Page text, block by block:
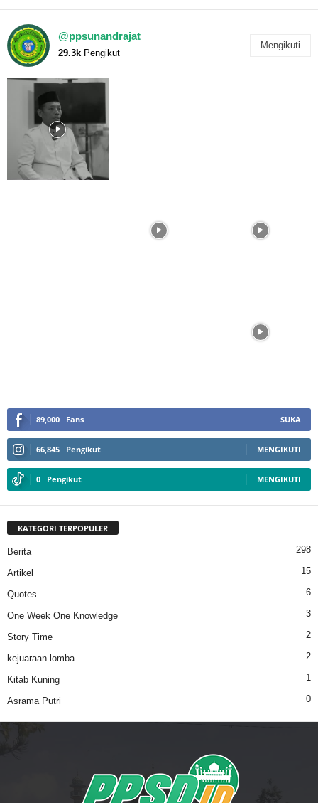
@ppsunandrajat
29.3k Pengikut
Mengikuti
89,000 Fans SUKA
66,845 Pengikut MENGIKUTI
0 Pengikut MENGIKUTI
KATEGORI TERPOPULER
Berita 298
Artikel 15
Quotes 6
One Week One Knowledge 3
Story Time 2
kejuaraan lomba 2
Kitab Kuning 1
Asrama Putri 0